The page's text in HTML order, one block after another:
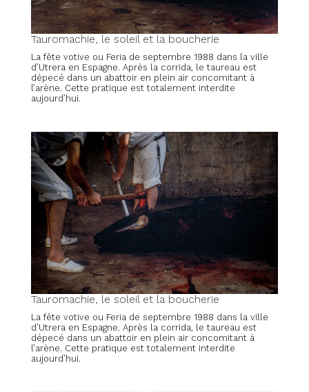
Tauromachie, le soleil et la boucherie
La fête votive ou Feria de septembre 1988 dans la ville
d’Utrera en Espagne. Après la corrida, le taureau est
dépecé dans un abattoir en plein air concomitant à
l’arène. Cette pratique est totalement interdite
aujourd’hui.
Tauromachie, le soleil et la boucherie
La fête votive ou Feria de septembre 1988 dans la ville
d’Utrera en Espagne. Après la corrida, le taureau est
dépecé dans un abattoir en plein air concomitant à
l’arène. Cette pratique est totalement interdite
aujourd’hui.